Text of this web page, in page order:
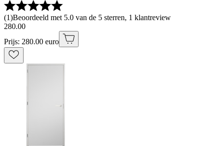
(1)Beoordeeld met 5.0 van de 5 sterren, 1 klantreview
280.00
Prijs: 280.00 euro